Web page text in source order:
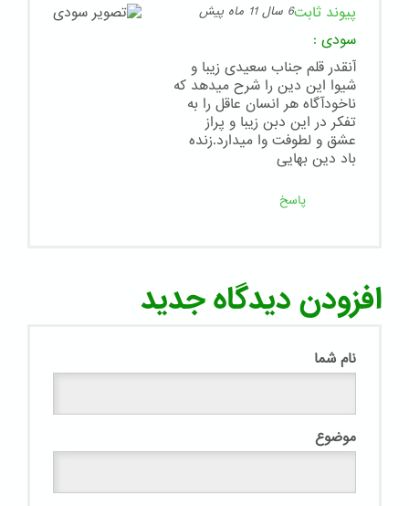
پیوند ثابت6 سال 11 ماه پیش
سودی :
آنقدر قلم جناب سعیدی زیبا و
شیوا این دین را شرح میدهد که
ناخودآگاه هر انسان عاقل را به
تفکر در این دبن زیبا و پراز
عشق و لطوفت وا میدارد.زنده
باد دین بهایی
پاسخ
افزودن دیدگاه جدید
نام شما
موضوع